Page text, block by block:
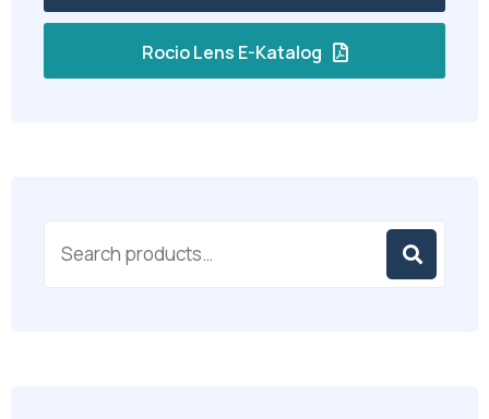
Rocio Lens E-Katalog